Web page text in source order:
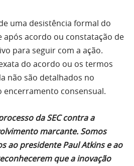
uma desistência formal do
após acordo ou constatação de
para seguir com a ação.
do acordo ou os termos
não são detalhados no
encerramento consensual.
da SEC contra a
marcante. Somos
ao presidente Paul Atkins e ao
que a inovação